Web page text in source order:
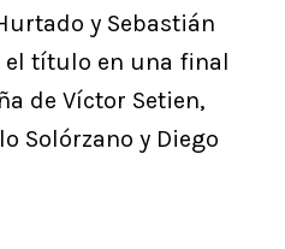
y Sebastián
el título en una final
de Víctor Setien,
Solórzano y Diego